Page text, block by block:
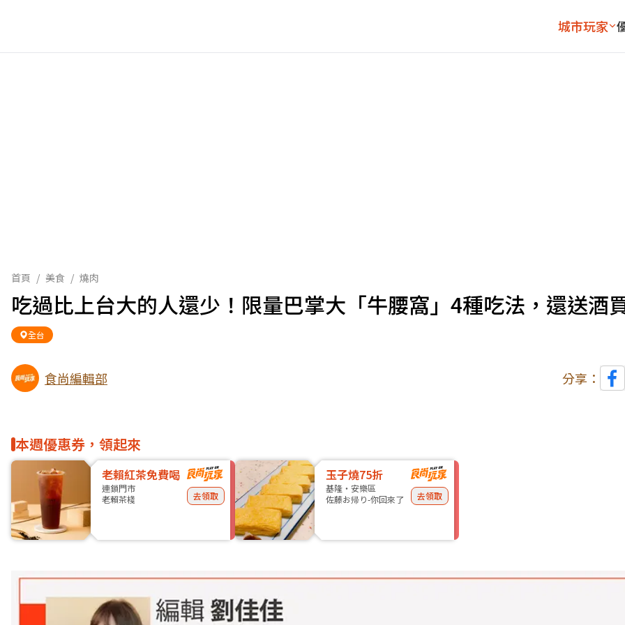
城市玩家
首頁 / 美食 / 燒肉
吃過比上台大的人還少！限量巴掌大「牛腰窩」4種吃法，還送酒
全台
食尚編輯部 分享：
本週優惠券，領起來
老賴紅茶免費喝
連鎖門市
老賴茶棧
去領取
玉子燒75折
基隆・安樂區
佐藤お帰り-你回來了
去領取